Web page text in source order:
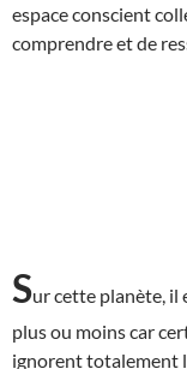
espace conscient
comprendre et de
Sur cette planète, il
plus ou moins car
ignorent totalement